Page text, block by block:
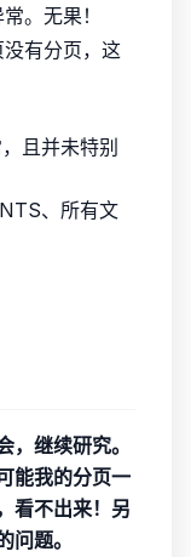
。无果！
有分页，这
且并未特别
、所有文
，继续研究。
能我的分页一
看不出来！另
问题。